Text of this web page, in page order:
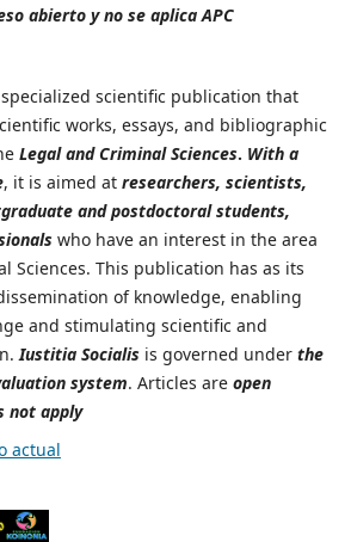
abierto y no se aplica APC
scientific publication that
works, essays, and bibliographic
Legal and Criminal Sciences. With a
, it is aimed at researchers, scientists,
and postdoctoral students,
who have an interest in the area
Sciences. This publication has as its
of knowledge, enabling
and stimulating scientific and
Iustitia Socialis is governed under the
system. Articles are open
not apply
actual